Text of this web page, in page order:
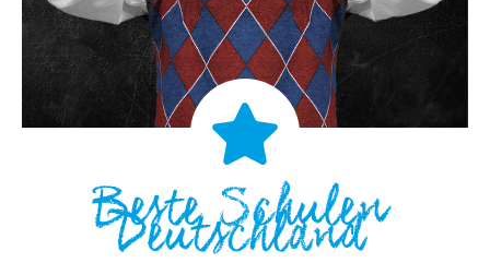
Beste Schulen
Deutschland